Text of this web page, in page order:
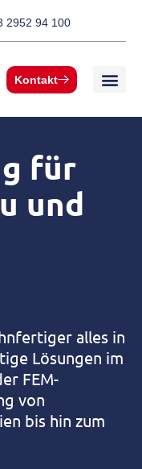
2952 94 100
Kontakt
für
und
alles in
Lösungen im
FEM-
von
bis hin zum